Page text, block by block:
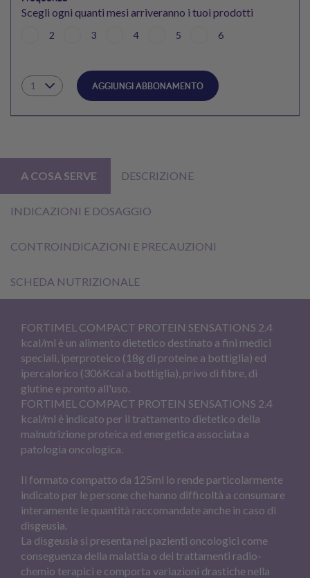
Scegli ogni quanti mesi arriveranno i tuoi prodotti
2 3 4 5 6
AGGIUNGI ABBONAMENTO
A COSA SERVE DESCRIZIONE
INDICAZIONI E DOSAGGIO
CONTROINDICAZIONI E PRECAUZIONI
SCHEDA NUTRIZIONALE
FORTIMEL COMPACT PROTEIN SENSATIONS 2.4
kcal/ml è un alimento dietetico destinato a fini medici
speciali, iperproteico (18g di proteine a bottiglia) ed
ipercalorico (306Kcal a bottiglia), privo di fibre, di
glutine e pronto all'uso.
FORTIMEL COMPACT PROTEIN SENSATIONS 2.4
kcal/ml è indicato per il trattamento dietetico della
malnutrizione proteica ed energetica associata a
patologia oncologica.
Il formato compatto da 125ml lo rende particolarmente
indicato per le persone che hanno difficoltà a consumare
interamente le quantità raccomandate anche in caso di
disgeusia.
La disgeusia si presenta nei pazienti oncologici come
conseguenza della malattia o dei trattamenti radio-
chemio terapici e comporta variazioni drastiche nella